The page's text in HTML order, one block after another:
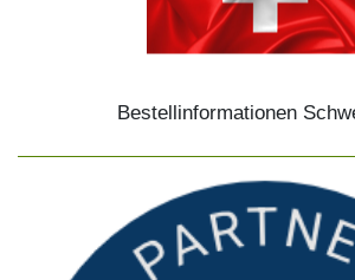
Bestellinformationen